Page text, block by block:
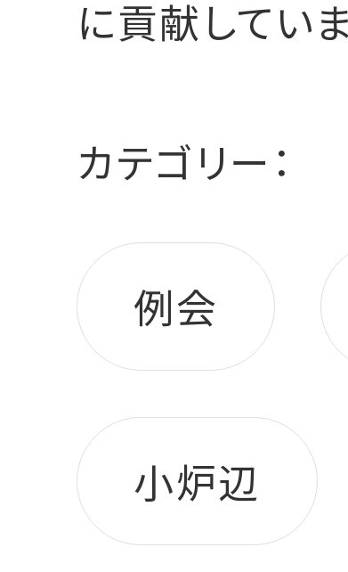
に貢献していま
カテゴリー：
例会
小炉辺